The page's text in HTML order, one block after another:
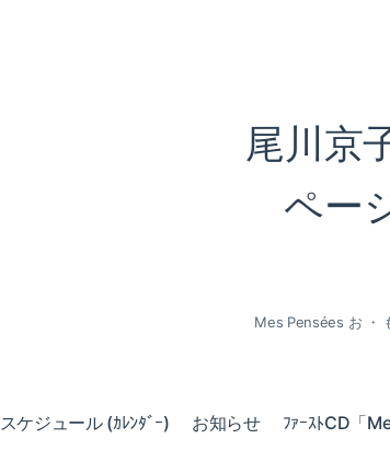
尾川京
ペー
Mes Pensées お ・
スケジュール (ｶﾚﾝﾀﾞｰ) お知らせ ﾌｧｰｽﾄCD「